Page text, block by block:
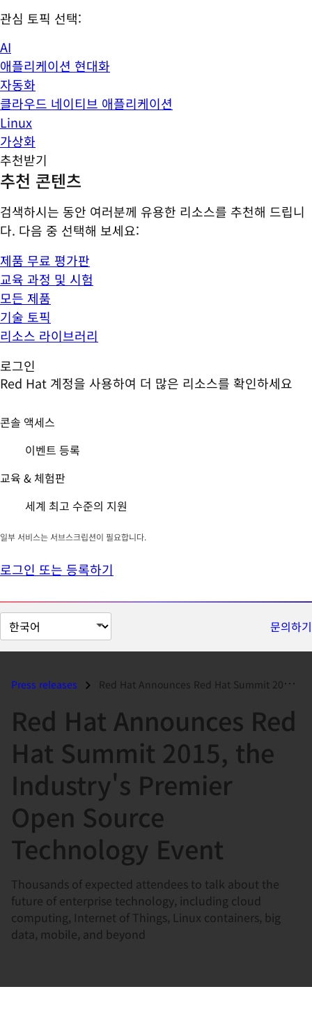
관심 토픽 선택:
AI
애플리케이션 현대화
자동화
클라우드 네이티브 애플리케이션
Linux
가상화
추천받기
추천 콘텐츠
검색하시는 동안 여러분께 유용한 리소스를 추천해 드립니
다. 다음 중 선택해 보세요:
제품 무료 평가판
교육 과정 및 시험
모든 제품
기술 토픽
리소스 라이브러리
로그인
Red Hat 계정을 사용하여 더 많은 리소스를 확인하세요
콘솔 액세스
이벤트 등록
교육 & 체험판
세계 최고 수준의 지원
일부 서비스는 서브스크립션이 필요합니다.
로그인 또는 등록하기
페
이
문의하기
Press releases Red Hat Announces Red Hat Summit 2015, the Industry's Premier Ope...
Red Hat Announces Red
Hat Summit 2015, the
Industry's Premier
Open Source
Technology Event
Thousands of expected attendees to talk about the
future of enterprise technology, including cloud
computing, Internet of Things, Linux containers, big
data, mobile, and beyond